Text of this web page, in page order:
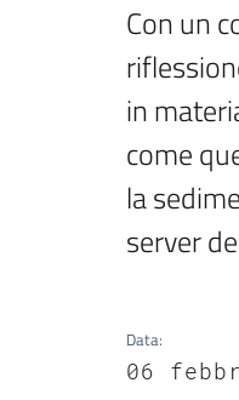
Con un
in
come
la
server
Data:
06